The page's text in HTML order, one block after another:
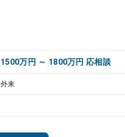
1500万円 ～ 1800万円 応相談
外来